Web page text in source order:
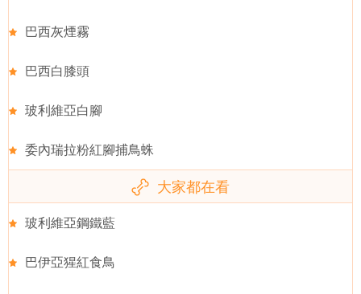
巴西灰煙霧
巴西白膝頭
玻利維亞白腳
委內瑞拉粉紅腳捕鳥蛛
大家都在看
玻利維亞鋼鐵藍
巴伊亞猩紅食鳥